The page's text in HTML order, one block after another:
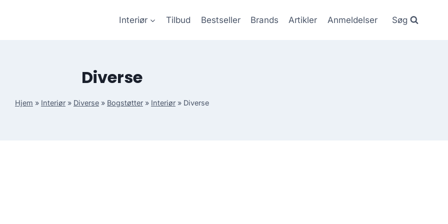
Interiør Tilbud Bestseller Brands Artikler Anmeldelser Søg
Diverse
Hjem » Interiør » Diverse » Bogstøtter » Interiør » Diverse